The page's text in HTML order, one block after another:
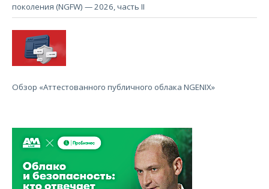
поколения (NGFW) — 2026, часть II
Обзор «Аттестованного публичного облака NGENIX»